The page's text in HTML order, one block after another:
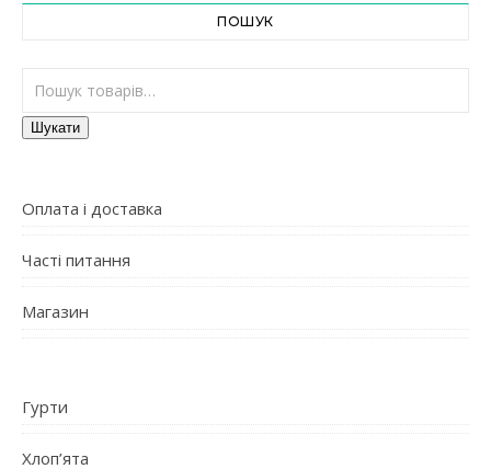
ПОШУК
Шукати:
Шукати
Оплата і доставка
Часті питання
Магазин
Гурти
Хлоп’ята